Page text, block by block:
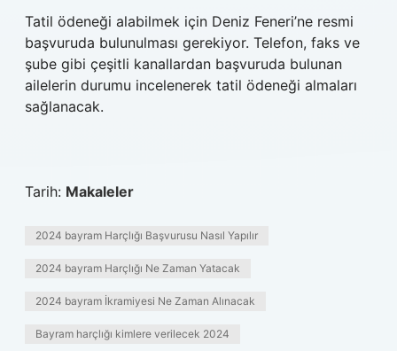
Tatil ödeneği alabilmek için Deniz Feneri’ne resmi
başvuruda bulunulması gerekiyor. Telefon, faks ve
şube gibi çeşitli kanallardan başvuruda bulunan
ailelerin durumu incelenerek tatil ödeneği almaları
sağlanacak.
Tarih: Makaleler
2024 bayram Harçlığı Başvurusu Nasıl Yapılır
2024 bayram Harçlığı Ne Zaman Yatacak
2024 bayram İkramiyesi Ne Zaman Alınacak
Bayram harçlığı kimlere verilecek 2024